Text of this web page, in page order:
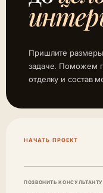
Пришлите
задаче. Поможем
отделку и состав
НАЧАТЬ ПРОЕКТ
ПОЗВОНИТЬ КОНСУЛЬТАНТУ